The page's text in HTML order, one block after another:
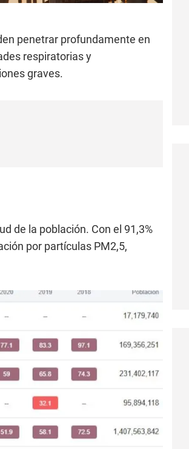
penetrar profundamente en
respiratorias y
graves.
de la población. Con el 91,3%
por partículas PM2,5,